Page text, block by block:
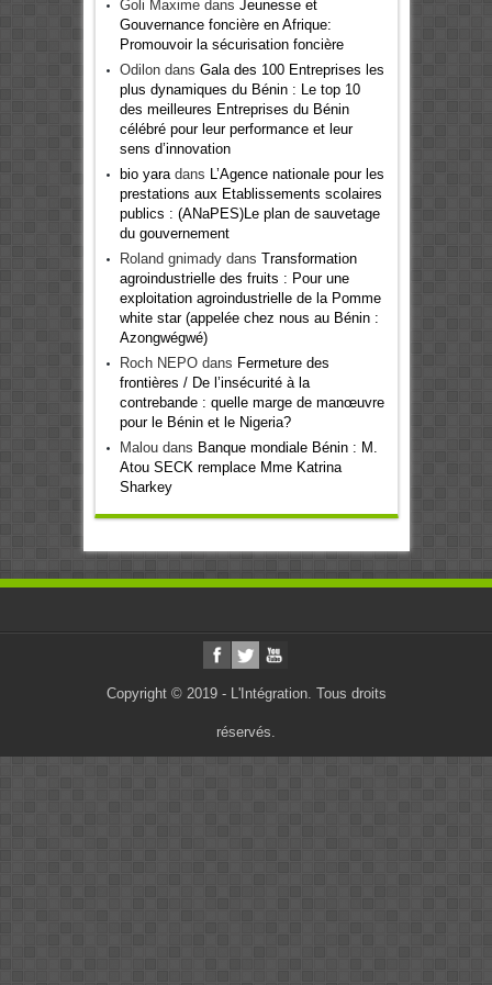
Goli Maximedans Jeunesse et
Gouvernance foncière en Afrique:
Promouvoir la sécurisation foncière
Odilondans Gala des 100 Entreprises les
plus dynamiques du Bénin : Le top 10
des meilleures Entreprises du Bénin
célébré pour leur performance et leur
sens d’innovation
bio yaradans L’Agence nationale pour les
prestations aux Etablissements scolaires
publics : (ANaPES)Le plan de sauvetage
du gouvernement
Roland gnimadydans Transformation
agroindustrielle des fruits : Pour une
exploitation agroindustrielle de la Pomme
white star (appelée chez nous au Bénin :
Azongwégwé)
Roch NEPOdans Fermeture des
frontières / De l’insécurité à la
contrebande : quelle marge de manœuvre
pour le Bénin et le Nigeria?
Maloudans Banque mondiale Bénin : M.
Atou SECK remplace Mme Katrina
Sharkey
Copyright © 2019 - L'Intégration. Tous droits
réservés.